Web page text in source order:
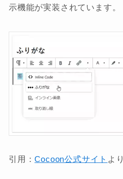
示機能が実装されています。
引用：Cocoon公式サイト より